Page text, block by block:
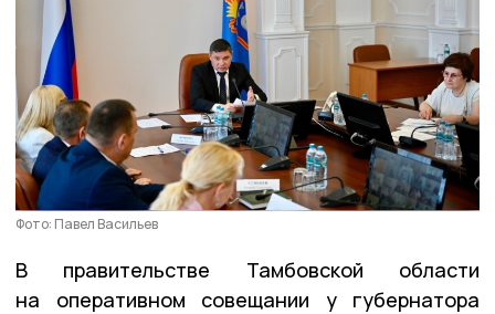
Фото: Павел Васильев
В правительстве Тамбовской области
на оперативном совещании у губернатора